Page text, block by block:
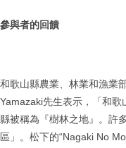
參與者的回饋
和歌山縣農業、林業和漁業
Yamazaki先生表示，「和
縣被稱為『樹林之地』。許
區」。松下的“Nagaki No